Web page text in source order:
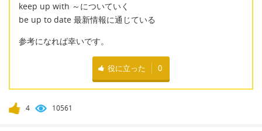
keep up with ～についていく
be up to date 最新情報に通じている
参考になれば幸いです。
役に立った 0
4 10561